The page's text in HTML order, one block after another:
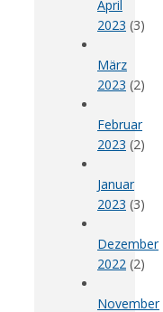
April
2023 (3)
März
2023 (2)
Februar
2023 (2)
Januar
2023 (3)
Dezember
2022 (2)
November